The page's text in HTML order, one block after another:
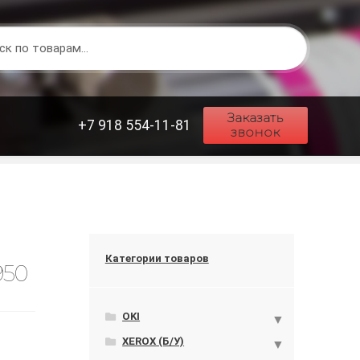
+7 918 554-11-81
Заказать
звонок
Категории товаров
OKI
XEROX (Б/У)